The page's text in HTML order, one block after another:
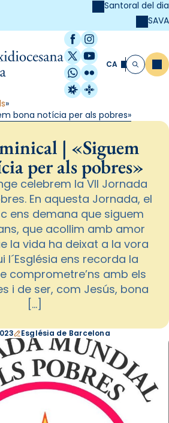
Santoral del dia
SAVA
Facebook
Instagram
X / Twitter
YouTube
WhatsApp
Flickr
Radio Estel
Catalunya
CA Cerca
bona notícia per als pobres»
| «Siguem
per als pobres»
celebrem la VII Jornada
En aquesta Jornada, el
ens demana que siguem
que acollim amb amor
la vida ha deixat a la vora
l´Església ens recorda la
comprometre’ns amb els
i de ser, com Jesús, bona
[…]
Església de Barcelona